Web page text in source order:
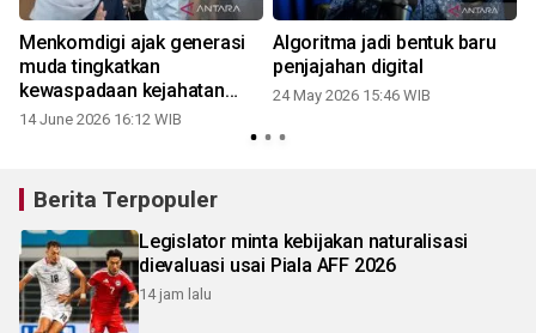
Menkomdigi ajak generasi
muda tingkatkan
kewaspadaan kejahatan
digital
14 June 2026 16:12 WIB
Algoritma jadi bentuk baru
penjajahan digital
24 May 2026 15:46 WIB
Berita Terpopuler
Legislator minta kebijakan naturalisasi
dievaluasi usai Piala AFF 2026
14 jam lalu